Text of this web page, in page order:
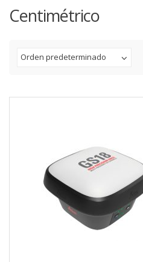
Centimétrico
Orden predeterminado